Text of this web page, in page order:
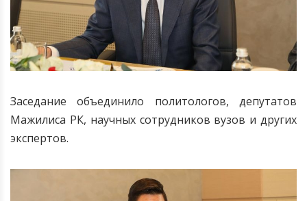
Заседание объединило политологов, депутатов
Мажилиса РК, научных сотрудников вузов и других
экспертов.